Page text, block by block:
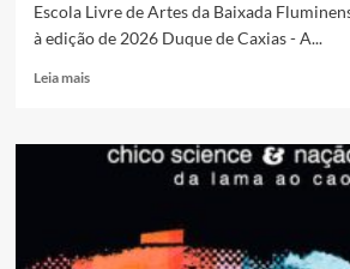
Escola Livre de Artes da Baixada
à edição de 2026 Duque de Caxias - A...
Leia maisRead
Gomeia
Galpão
da